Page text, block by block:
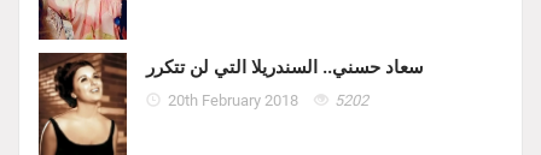
سعاد حسني.. السندريلا التي لن تتكرر
20th February 2018 5202